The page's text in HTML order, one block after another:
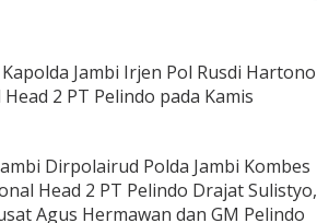
Kapolda Jambi Irjen Pol Rusdi Hartono
2 PT Pelindo pada Kamis
Dirpolairud Polda Jambi Kombes
Head 2 PT Pelindo Drajat Sulistyo,
Agus Hermawan dan GM Pelindo